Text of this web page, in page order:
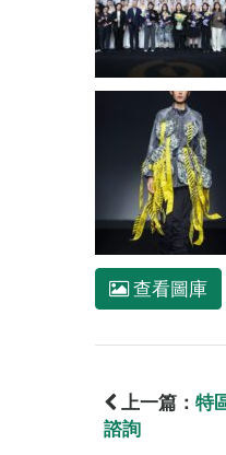
查看圖庫
上一篇： 特
諮詢